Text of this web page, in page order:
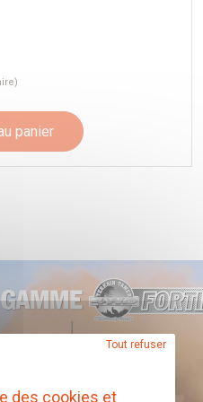
et arrière sans
des renforts de supports
panier
des cookies et
Tout refuser